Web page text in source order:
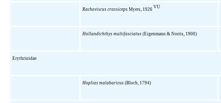
Rachoviscus crassicepsMyers, 1926
VU
Hollandichthys multifasciatus(Eigenmann & Norris, 1900)
Erythrinidae
Hoplias malabaricus(Bloch, 1794)